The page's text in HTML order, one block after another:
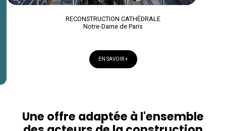
RECONSTRUCTION CATHÉDRALE
Notre-Dame de Paris
EN SAVOIR +
Une offre adaptée à l'ensemble